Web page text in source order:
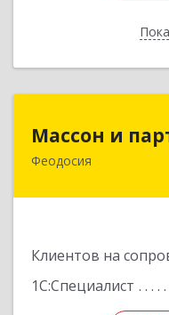
Массон и
Феодосия
Клиентов на
1С:Специалист
298112, Крым